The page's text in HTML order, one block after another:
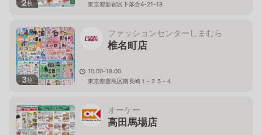
2枚
東京都新宿区下落合4-21-18
3枚
ファッションセンターしまむら
椎名町店
10:00-19:00
東京都豊島区南長崎１−２５−４
オーケー
高田馬場店